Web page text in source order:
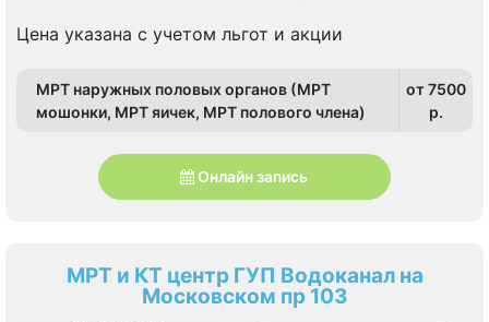
Удельная, Чёрная речка
Цена указана с учетом льгот и акции
МРТ наружных половых органов (МРТ
мошонки, МРТ яичек, МРТ полового члена)
от 7500
p.
Онлайн запись
МРТ и КТ центр ГУП Водоканал на
Московском пр 103